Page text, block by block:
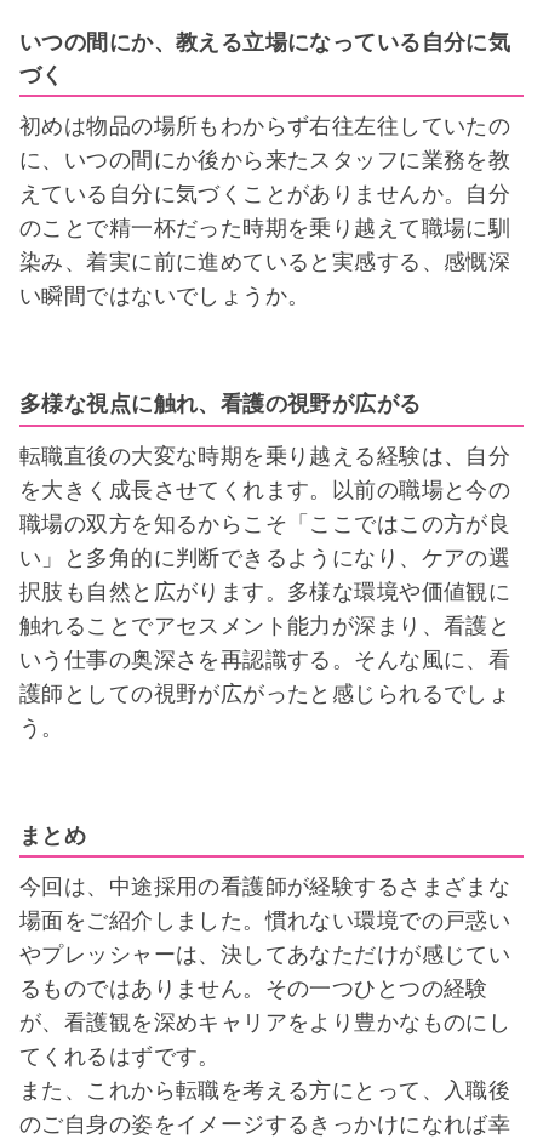
いつの間にか、教える立場になっている自分に気
づく
初めは物品の場所もわからず右往左往していたの
に、いつの間にか後から来たスタッフに業務を教
えている自分に気づくことがありませんか。自分
のことで精一杯だった時期を乗り越えて職場に馴
染み、着実に前に進めていると実感する、感慨深
い瞬間ではないでしょうか。
多様な視点に触れ、看護の視野が広がる
転職直後の大変な時期を乗り越える経験は、自分
を大きく成長させてくれます。以前の職場と今の
職場の双方を知るからこそ「ここではこの方が良
い」と多角的に判断できるようになり、ケアの選
択肢も自然と広がります。多様な環境や価値観に
触れることでアセスメント能力が深まり、看護と
いう仕事の奥深さを再認識する。そんな風に、看
護師としての視野が広がったと感じられるでしょ
う。
まとめ
今回は、中途採用の看護師が経験するさまざまな
場面をご紹介しました。慣れない環境での戸惑い
やプレッシャーは、決してあなただけが感じてい
るものではありません。その一つひとつの経験
が、看護観を深めキャリアをより豊かなものにし
てくれるはずです。
また、これから転職を考える方にとって、入職後
のご自身の姿をイメージするきっかけになれば幸